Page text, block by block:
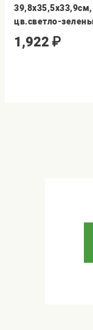
39,8х35,5х33,9см,
цв.светло-
1,922 ₽